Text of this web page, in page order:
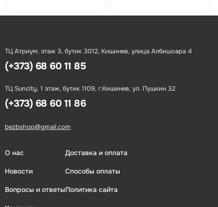
ТЦ Атриум, этаж 3, бутик 3012, Кишинев, улица Албишоара 4
(+373) 68 60 11 85
ТЦ Suncity, 1 этаж, бутик 1109, г.Кишинев, ул. Пушкин 32
(+373) 68 60 11 86
bezbshop@gmail.com
О нас
Новости
Вопросы и ответы
Доставка и оплата
Способы оплаты
Политика сайта